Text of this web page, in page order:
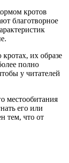
кротов
благотворное
их образе
полно
у читателей
местообитания
его или
тем, что от